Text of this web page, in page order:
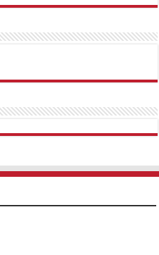
TipobetMatadorbetMariobet